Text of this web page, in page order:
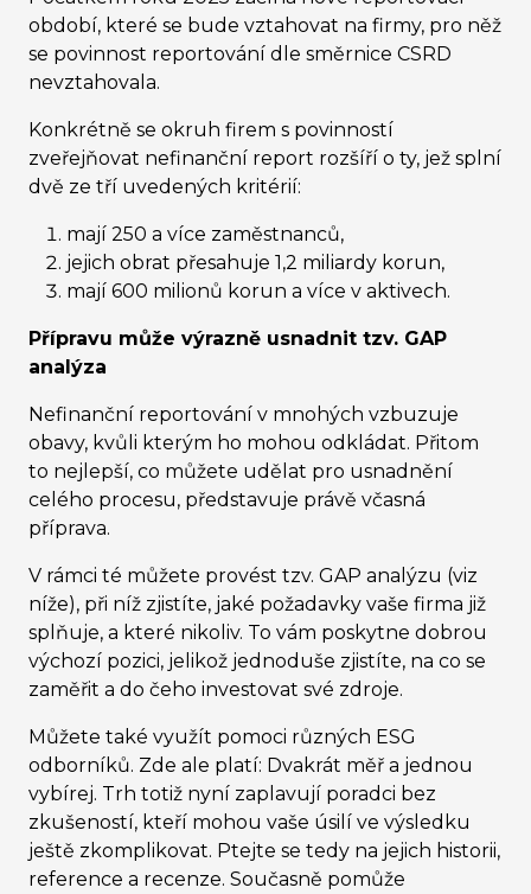
období, které se bude vztahovat na firmy, pro něž
se povinnost reportování dle směrnice CSRD
nevztahovala.
Konkrétně se okruh firem s povinností
zveřejňovat nefinanční report rozšíří o ty, jež splní
dvě ze tří uvedených kritérií:
mají 250 a více zaměstnanců,
jejich obrat přesahuje 1,2 miliardy korun,
mají 600 milionů korun a více v aktivech.
Přípravu může výrazně usnadnit tzv. GAP
analýza
Nefinanční reportování v mnohých vzbuzuje
obavy, kvůli kterým ho mohou odkládat. Přitom
to nejlepší, co můžete udělat pro usnadnění
celého procesu, představuje právě včasná
příprava.
V rámci té můžete provést tzv. GAP analýzu (viz
níže), při níž zjistíte, jaké požadavky vaše firma již
splňuje, a které nikoliv. To vám poskytne dobrou
výchozí pozici, jelikož jednoduše zjistíte, na co se
zaměřit a do čeho investovat své zdroje.
Můžete také využít pomoci různých ESG
odborníků. Zde ale platí: Dvakrát měř a jednou
vybírej. Trh totiž nyní zaplavují poradci bez
zkušeností, kteří mohou vaše úsilí ve výsledku
ještě zkomplikovat. Ptejte se tedy na jejich historii,
reference a recenze. Současně pomůže